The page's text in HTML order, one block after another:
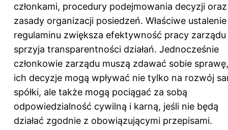
członkami, procedury podejmowania decyzji oraz
zasady organizacji posiedzeń. Właściwe ustalenie
regulaminu zwiększa efektywność pracy zarządu
sprzyja transparentności działań. Jednocześnie
członkowie zarządu muszą zdawać sobie
ich decyzje mogą wpływać nie tylko na rozwój
spółki, ale także mogą pociągać za sobą
odpowiedzialność cywilną i karną, jeśli nie będą
działać zgodnie z obowiązującymi przepisami.